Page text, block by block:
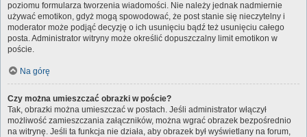
poziomu formularza tworzenia wiadomości. Nie należy jednak nadmiernie
używać emotikon, gdyż mogą spowodować, że post stanie się nieczytelny i
moderator może podjąć decyzję o ich usunięciu bądź też usunięciu całego
posta. Administrator witryny może określić dopuszczalny limit emotikon w
poście.
Na górę
Czy można umieszczać obrazki w poście?
Tak, obrazki można umieszczać w postach. Jeśli administrator włączył
możliwość zamieszczania załączników, można wgrać obrazek bezpośrednio
na witrynę. Jeśli ta funkcja nie działa, aby obrazek był wyświetlany na forum,